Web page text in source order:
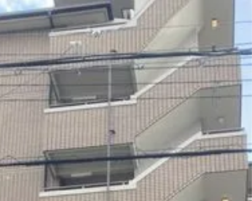
ら5月8日までゴールデンウィーク休暇をい
ただきます』ノーコードでWEBサイトが作
成・更新ができる事で有名な【WIX（ウィ
クス）】ではＪＳ（Javascript）言語が使え
す。データベース運用やサイトデザインな
色々な機能。お客様にあ